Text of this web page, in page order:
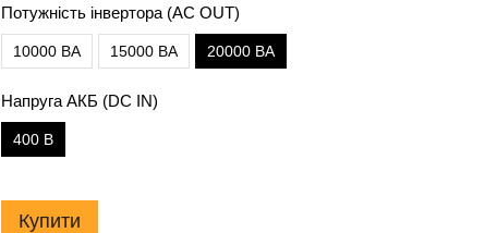
Потужність інвертора (АС OUT)
10000 ВА 15000 ВА 20000 ВА
Напруга АКБ (DC IN)
400 В
Купити